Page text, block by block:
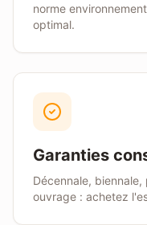
norme
optimal.
Garanties
Décennale,
ouvrage : achetez